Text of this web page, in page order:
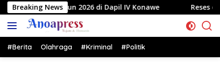
Langsung
ke
konten
Breaking News
di Dapil IV Konawe Reses di Labela, Anggota
#Berita Olahraga #Kriminal #Politik